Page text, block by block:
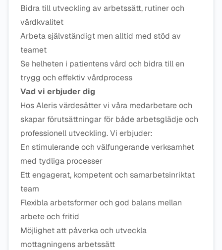
Bidra till utveckling av arbetssätt, rutiner och
vårdkvalitet
Arbeta självständigt men alltid med stöd av
teamet
Se helheten i patientens vård och bidra till en
trygg och effektiv vårdprocess
Vad vi erbjuder dig
Hos Aleris värdesätter vi våra medarbetare och
skapar förutsättningar för både arbetsglädje och
professionell utveckling. Vi erbjuder:
En stimulerande och välfungerande verksamhet
med tydliga processer
Ett engagerat, kompetent och samarbetsinriktat
team
Flexibla arbetsformer och god balans mellan
arbete och fritid
Möjlighet att påverka och utveckla
mottagningens arbetssätt